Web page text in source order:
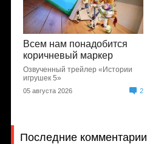
Всем нам понадобится
коричневый маркер
Озвученный трейлер «Истории
игрушек 5»
05 августа 2026 2
Последние комментарии